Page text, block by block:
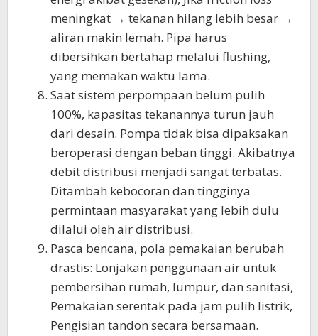
meningkat → tekanan hilang lebih besar →
aliran makin lemah. Pipa harus
dibersihkan bertahap melalui flushing,
yang memakan waktu lama.
Saat sistem perpompaan belum pulih
100%, kapasitas tekanannya turun jauh
dari desain. Pompa tidak bisa dipaksakan
beroperasi dengan beban tinggi. Akibatnya
debit distribusi menjadi sangat terbatas.
Ditambah kebocoran dan tingginya
permintaan masyarakat yang lebih dulu
dilalui oleh air distribusi.
Pasca bencana, pola pemakaian berubah
drastis: Lonjakan penggunaan air untuk
pembersihan rumah, lumpur, dan sanitasi,
Pemakaian serentak pada jam pulih listrik,
Pengisian tandon secara bersamaan.